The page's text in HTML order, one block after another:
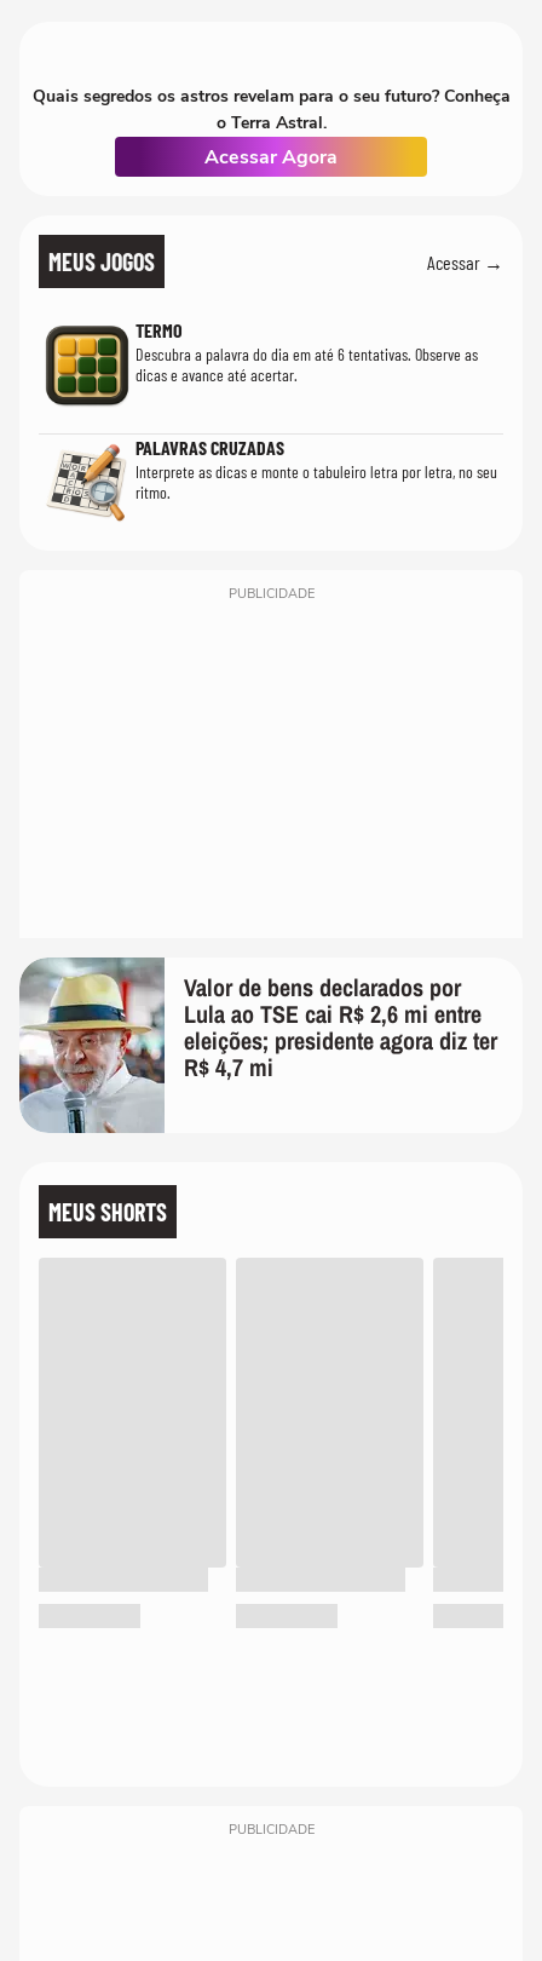
Quais segredos os astros revelam para o seu futuro? Conheça
o Terra Astral.
Acessar Agora
MEUS JOGOS Acessar →
TERMO
Descubra a palavra do dia em até 6 tentativas. Observe as
dicas e avance até acertar.
PALAVRAS CRUZADAS
Interprete as dicas e monte o tabuleiro letra por letra, no seu
ritmo.
PUBLICIDADE
Valor de bens declarados por
Lula ao TSE cai R$ 2,6 mi entre
eleições; presidente agora diz ter
R$ 4,7 mi
MEUS SHORTS
PUBLICIDADE